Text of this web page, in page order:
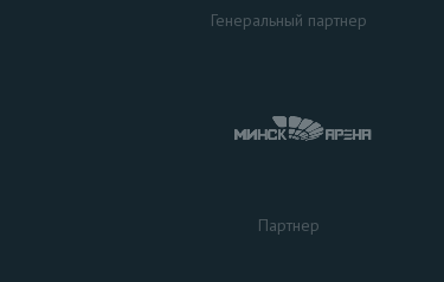
Генеральный партнер
Партнер